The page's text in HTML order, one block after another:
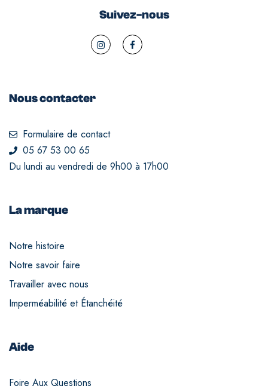
Suivez-nous
Nous contacter
Formulaire de contact
05 67 53 00 65
Du lundi au vendredi de 9h00 à 17h00
La marque
Notre histoire
Notre savoir faire
Travailler avec nous
Imperméabilité et Étanchéité
Aide
Foire Aux Questions